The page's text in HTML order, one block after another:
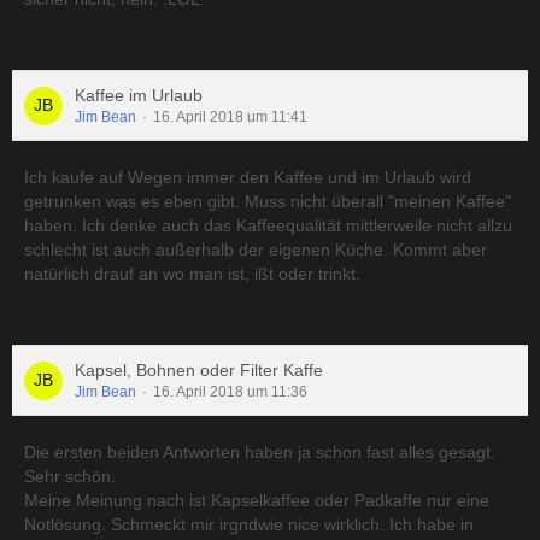
Kaffee im Urlaub
Jim Bean 16. April 2018 um 11:41
Ich kaufe auf Wegen immer den Kaffee und im Urlaub wird
getrunken was es eben gibt. Muss nicht überall "meinen Kaffee"
haben. Ich denke auch das Kaffeequalität mittlerweile nicht allzu
schlecht ist auch außerhalb der eigenen Küche. Kommt aber
natürlich drauf an wo man ist, ißt oder trinkt.
Kapsel, Bohnen oder Filter Kaffe
Jim Bean 16. April 2018 um 11:36
Die ersten beiden Antworten haben ja schon fast alles gesagt.
Sehr schön.
Meine Meinung nach ist Kapselkaffee oder Padkaffe nur eine
Notlösung. Schmeckt mir irgndwie nice wirklich. Ich habe in